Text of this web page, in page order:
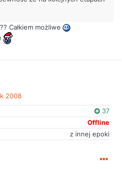
Całkiem możliwe
2008
37
Offline
z innej epoki